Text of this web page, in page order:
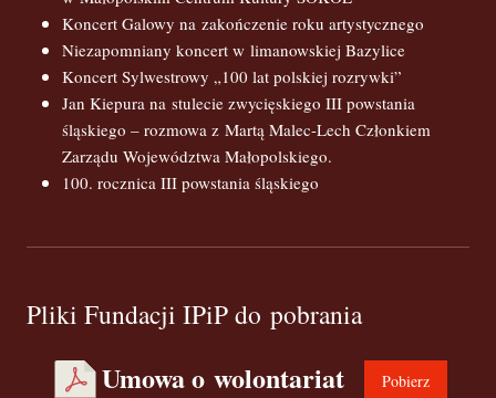
Koncert Galowy na zakończenie roku artystycznego
Niezapomniany koncert w limanowskiej Bazylice
Koncert Sylwestrowy „100 lat polskiej rozrywki”
Jan Kiepura na stulecie zwycięskiego III powstania
śląskiego – rozmowa z Martą Malec-Lech Członkiem
Zarządu Województwa Małopolskiego.
100. rocznica III powstania śląskiego
Pliki Fundacji IPiP do pobrania
Umowa o wolontariat Pobierz